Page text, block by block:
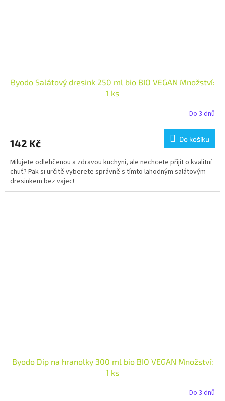
Byodo Salátový dresink 250 ml bio BIO VEGAN Množství:
1 ks
Do 3 dnů
142 Kč Do košíku
Milujete odlehčenou a zdravou kuchyni, ale nechcete přijít o kvalitní
chuť? Pak si určitě vyberete správně s tímto lahodným salátovým
dresinkem bez vajec!
Byodo Dip na hranolky 300 ml bio BIO VEGAN Množství:
1 ks
Do 3 dnů